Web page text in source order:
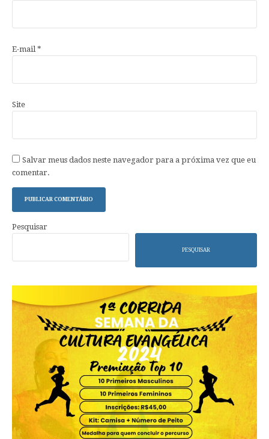
E-mail*
Site
Salvar meus dados neste navegador para a próxima vez que eu
comentar.
Pesquisar
PESQUISAR